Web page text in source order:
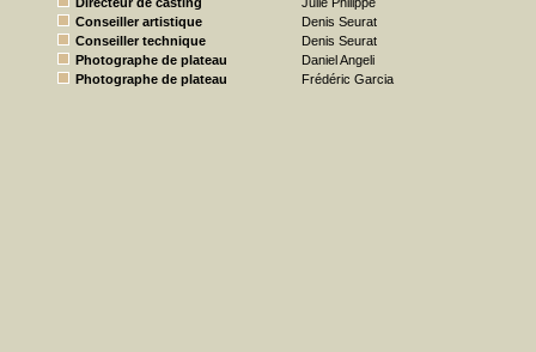
Conseiller artistique
Denis Seurat
Conseiller technique
Denis Seurat
Photographe de plateau
Daniel Angeli
Photographe de plateau
Frédéric Garcia